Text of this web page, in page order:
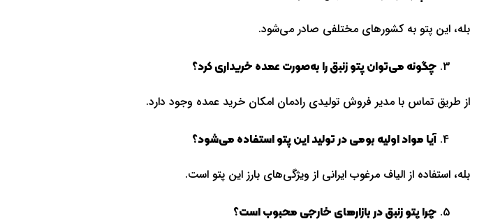
بله، این پتو به کشورهای مختلفی صادر می‌شود.
چگونه می‌توان پتو زنبق را به‌صورت عمده خریداری کرد؟
از طریق تماس با مدیر فروش تولیدی رادمان امکان خرید عمده وجود دارد.
آیا مواد اولیه بومی در تولید این پتو استفاده می‌شود؟
بله، استفاده از الیاف مرغوب ایرانی از ویژگی‌های بارز این پتو است.
چرا پتو زنبق در بازارهای خارجی محبوب است؟